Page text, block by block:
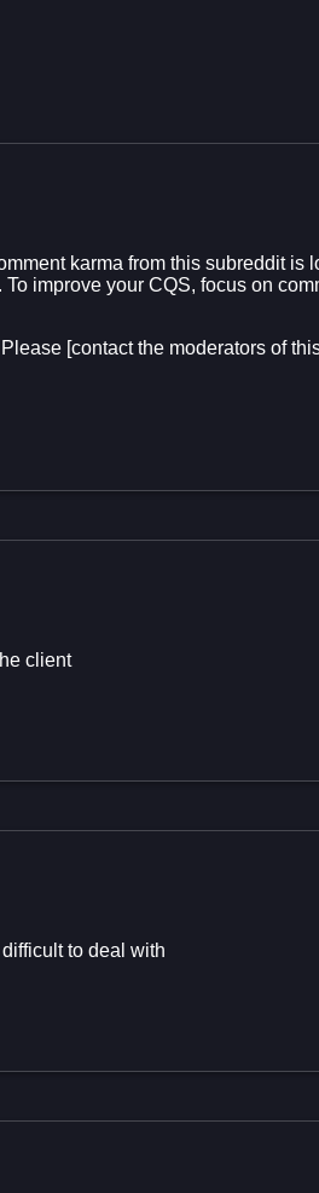
karma from this subreddit
improve your CQS, focus on
[contact the moderators of
client
to deal with